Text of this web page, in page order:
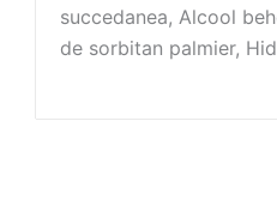
succedanea, Alcool
de sorbitan palmier,